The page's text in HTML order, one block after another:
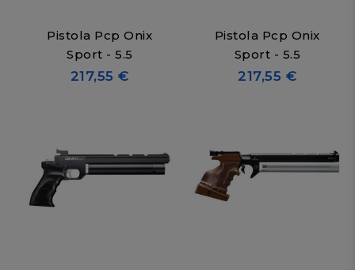
Pistola Pcp Onix
Sport - 5.5
217,55 €
Pistola Pcp Onix
Sport - 5.5
217,55 €